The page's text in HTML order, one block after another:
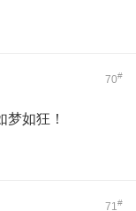
70#
如狂！
71#